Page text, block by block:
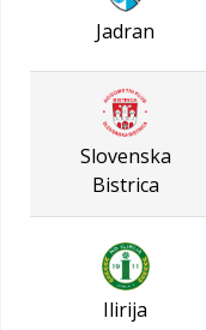
Jadran
Slovenska
Bistrica
Ilirija